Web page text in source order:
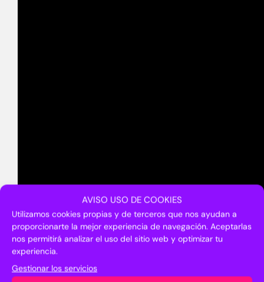
AVISO USO DE COOKIES
Utilizamos cookies propias y de terceros que nos ayudan a
proporcionarte la mejor experiencia de navegación. Aceptarlas
nos permitirá analizar el uso del sitio web y optimizar tu
experiencia.
Gestionar los servicios